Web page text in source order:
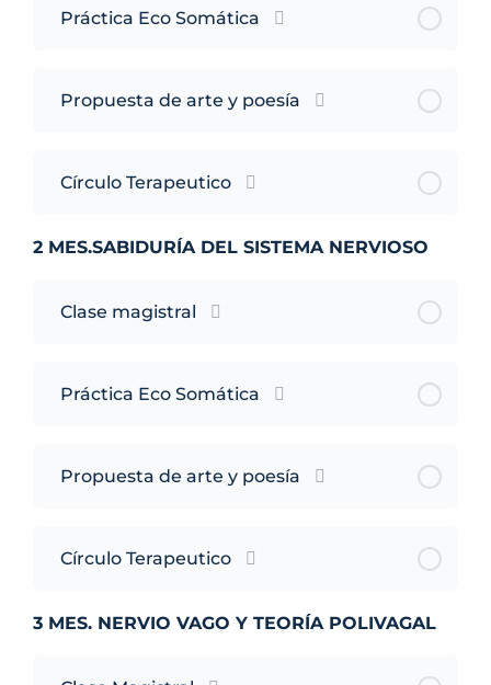
Práctica Eco Somática
Propuesta de arte y poesía
Círculo Terapeutico
2 MES.SABIDURÍA DEL SISTEMA NERVIOSO
Clase magistral
Práctica Eco Somática
Propuesta de arte y poesía
Círculo Terapeutico
3 MES. NERVIO VAGO Y TEORÍA POLIVAGAL